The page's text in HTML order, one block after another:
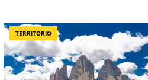
TERRITORIO